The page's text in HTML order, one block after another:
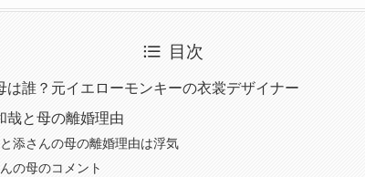
目次
は誰？元イエローモンキーの衣裳デザイナー
哉と母の離婚理由
添さんの母の離婚理由は浮気
の母のコメント